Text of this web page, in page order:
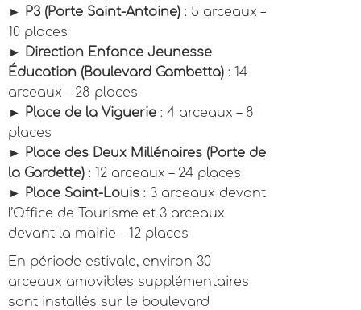
► P3 (Porte Saint-Antoine) : 5 arceaux –
10 places
► Direction Enfance Jeunesse
Éducation (Boulevard Gambetta) : 14
arceaux – 28 places
► Place de la Viguerie : 4 arceaux – 8
places
► Place des Deux Millénaires (Porte de
la Gardette) : 12 arceaux – 24 places
► Place Saint-Louis : 3 arceaux devant
l’Office de Tourisme et 3 arceaux
devant la mairie – 12 places
En période estivale, environ 30
arceaux amovibles supplémentaires
sont installés sur le boulevard